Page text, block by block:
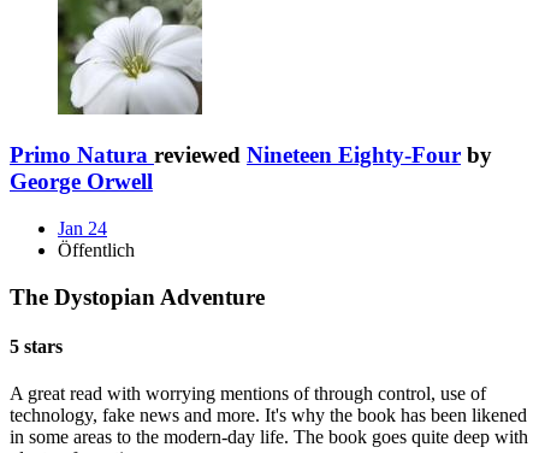
Primo Natura reviewed Nineteen Eighty-Four by
George Orwell
Jan 24
Öffentlich
The Dystopian Adventure
5 stars
A great read with worrying mentions of through control, use of
technology, fake news and more. It's why the book has been likened
in some areas to the modern-day life. The book goes quite deep with